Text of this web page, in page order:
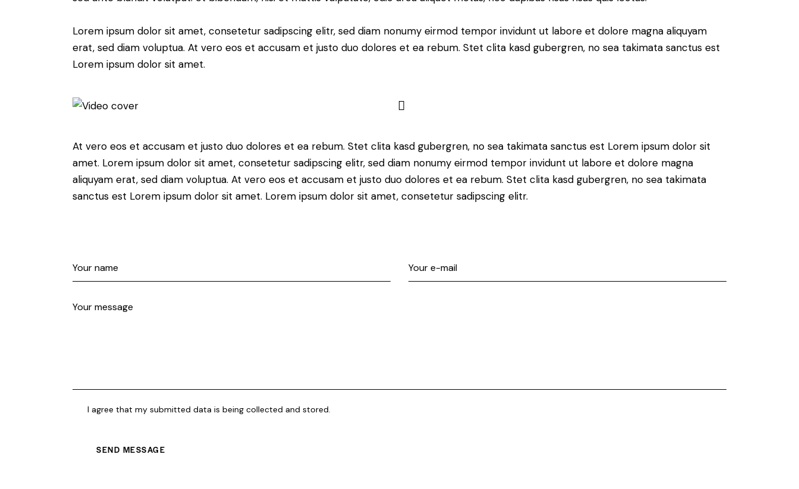
Lorem ipsum dolor sit amet, consetetur sadipscing elitr, sed diam nonumy eirmod tempor invidunt ut labore et dolore magna aliquyam
erat, sed diam voluptua. At vero eos et accusam et justo duo dolores et ea rebum. Stet clita kasd gubergren, no sea takimata sanctus est
Lorem ipsum dolor sit amet.
At vero eos et accusam et justo duo dolores et ea rebum. Stet clita kasd gubergren, no sea takimata sanctus est Lorem ipsum dolor sit
amet. Lorem ipsum dolor sit amet, consetetur sadipscing elitr, sed diam nonumy eirmod tempor invidunt ut labore et dolore magna
aliquyam erat, sed diam voluptua. At vero eos et accusam et justo duo dolores et ea rebum. Stet clita kasd gubergren, no sea takimata
sanctus est Lorem ipsum dolor sit amet. Lorem ipsum dolor sit amet, consetetur sadipscing elitr.
I agree that my submitted data is being collected and stored.
SEND MESSAGE